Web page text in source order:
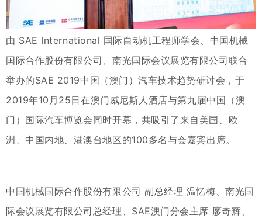
由 SAE International 国际自动机工程师学会、中国机械
国际合作股份有限公司、南光国际会议展览有限公司联合
举办的SAE 2019中国（澳门）汽车技术趋势研讨会，于
2019年10月25日在澳门威尼斯人酒店与第九届中国（澳
门）国际汽车博览会同时开幕，共吸引了来自美国、欧
洲、中国内地、港澳台地区的100多名与会嘉宾出席。
中国机械国际合作股份有限公司 副总经理 温忆梅、南光国
际会议展览有限公司总经理、SAE澳门分会主席 廖奇辉、